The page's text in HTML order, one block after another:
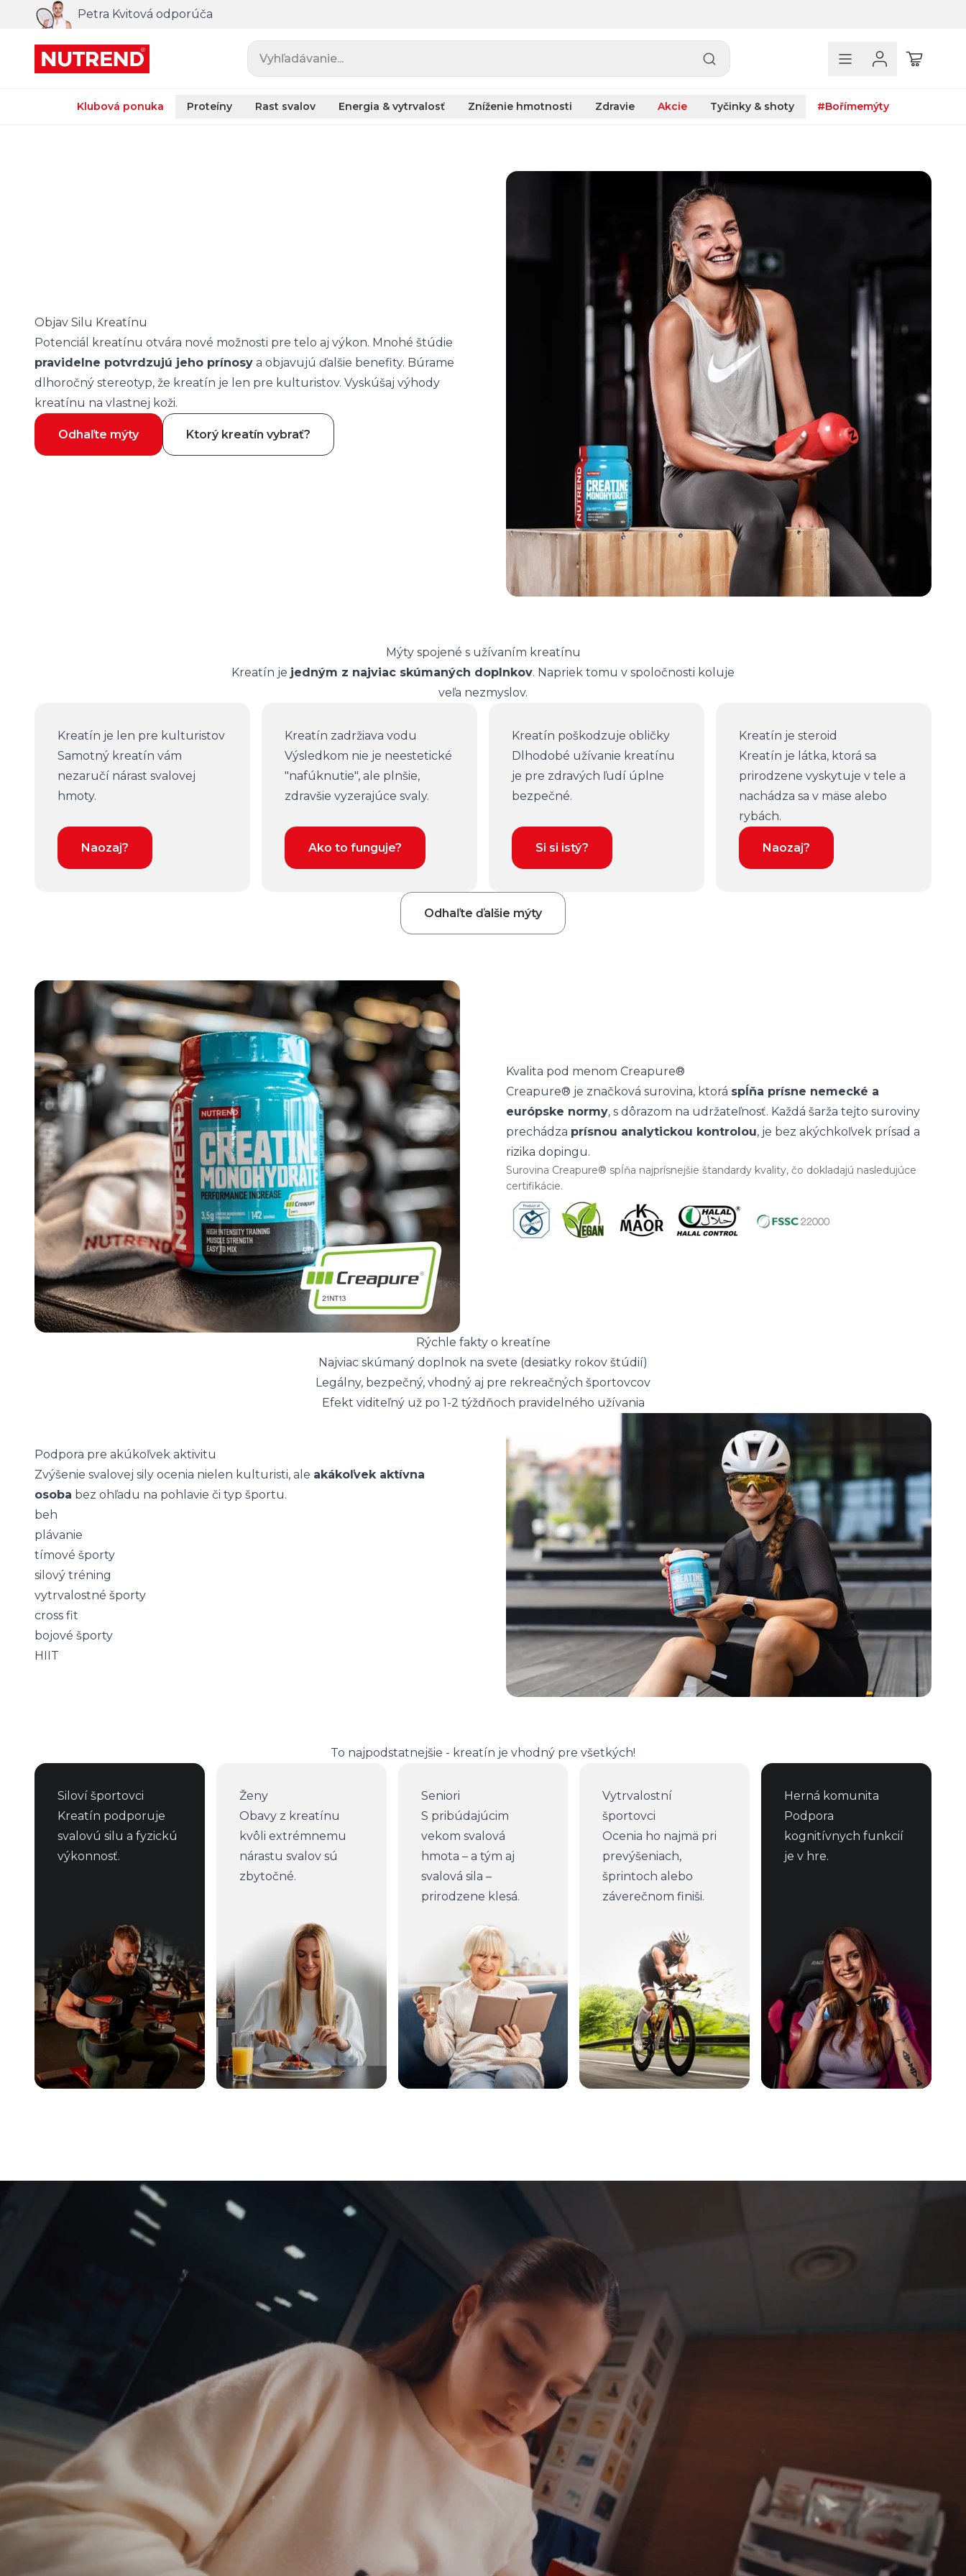
Petra Kvitová odporúča
Vyhľadávanie...
Klubová ponuka Proteíny Rast svalov Energia & vytrvalosť Zníženie hmotnosti Zdravie Akcie Tyčinky & shoty #Bořímemýty
Objav Silu Kreatínu
Potenciál kreatínu otvára nové možnosti pre telo aj výkon. Mnohé štúdie
pravidelne potvrdzujú jeho prínosy a objavujú ďalšie benefity. Búrame
dlhoročný stereotyp, že kreatín je len pre kulturistov. Vyskúšaj výhody
kreatínu na vlastnej koži.
Odhaľte mýty Ktorý kreatín vybrať?
Mýty spojené s užívaním kreatínu
Kreatín je jedným z najviac skúmaných doplnkov. Napriek tomu v spoločnosti koluje
veľa nezmyslov.
Kreatín je len pre kulturistov
Samotný kreatín vám
nezaručí nárast svalovej
hmoty.
Naozaj?
Kreatín zadržiava vodu
Výsledkom nie je neestetické
"nafúknutie", ale plnšie,
zdravšie vyzerajúce svaly.
Ako to funguje?
Kreatín poškodzuje obličky
Dlhodobé užívanie kreatínu
je pre zdravých ľudí úplne
bezpečné.
Si si istý?
Kreatín je steroid
Kreatín je látka, ktorá sa
prirodzene vyskytuje v tele a
nachádza sa v mäse alebo
rybách.
Naozaj?
Odhaľte ďalšie mýty
Kvalita pod menom Creapure®
Creapure® je značková surovina, ktorá spĺňa prísne nemecké a
európske normy, s dôrazom na udržateľnosť. Každá šarža tejto suroviny
prechádza prísnou analytickou kontrolou, je bez akýchkoľvek prísad a
rizika dopingu.
Surovina Creapure® spĺňa najprísnejšie štandardy kvality, čo dokladajú nasledujúce
certifikácie.
Rýchle fakty o kreatíne
Najviac skúmaný doplnok na svete (desiatky rokov štúdií)
Legálny, bezpečný, vhodný aj pre rekreačných športovcov
Efekt viditeľný už po 1-2 týždňoch pravidelného užívania
Podpora pre akúkoľvek aktivitu
Zvýšenie svalovej sily ocenia nielen kulturisti, ale akákoľvek aktívna
osoba bez ohľadu na pohlavie či typ športu.
beh
plávanie
tímové športy
silový tréning
vytrvalostné športy
cross fit
bojové športy
HIIT
To najpodstatnejšie - kreatín je vhodný pre všetkých!
Siloví športovci
Kreatín podporuje
svalovú silu a fyzickú
výkonnosť.
Ženy
Obavy z kreatínu
kvôli extrémnemu
nárastu svalov sú
zbytočné.
Seniori
S pribúdajúcim
vekom svalová
hmota – a tým aj
svalová sila –
prirodzene klesá.
Vytrvalostní
športovci
Ocenia ho najmä pri
prevýšeniach,
šprintoch alebo
záverečnom finiši.
Herná komunita
Podpora
kognitívnych funkcií
je v hre.